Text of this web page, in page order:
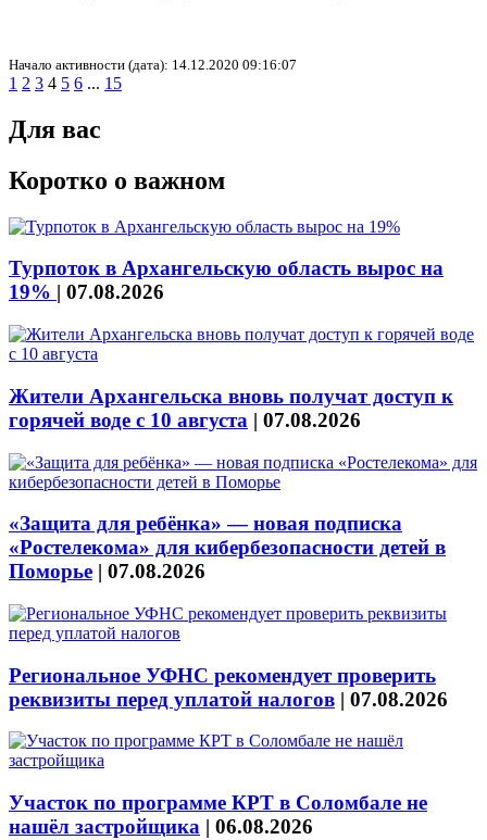
Начало активности (дата): 14.12.2020 09:16:07
1 2 3 4 5 6 ... 15
Для вас
Коротко о важном
Турпоток в Архангельскую область вырос на
19% | 07.08.2026
Жители Архангельска вновь получат доступ к
горячей воде с 10 августа | 07.08.2026
«Защита для ребёнка» — новая подписка
«Ростелекома» для кибербезопасности детей в
Поморье | 07.08.2026
Региональное УФНС рекомендует проверить
реквизиты перед уплатой налогов | 07.08.2026
Участок по программе КРТ в Соломбале не
нашёл застройщика | 06.08.2026